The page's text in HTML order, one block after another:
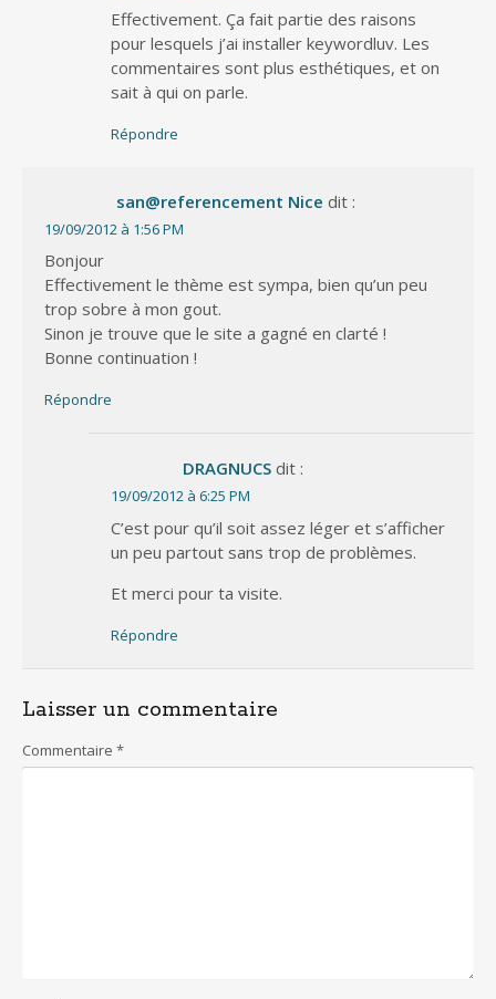
Effectivement. Ça fait partie des raisons
pour lesquels j’ai installer keywordluv. Les
commentaires sont plus esthétiques, et on
sait à qui on parle.
Répondre
san@referencement Nice dit :
19/09/2012 à 1:56 PM
Bonjour
Effectivement le thème est sympa, bien qu’un peu
trop sobre à mon gout.
Sinon je trouve que le site a gagné en clarté !
Bonne continuation !
Répondre
DRAGNUCS dit :
19/09/2012 à 6:25 PM
C’est pour qu’il soit assez léger et s’afficher
un peu partout sans trop de problèmes.
Et merci pour ta visite.
Répondre
Laisser un commentaire
Commentaire *